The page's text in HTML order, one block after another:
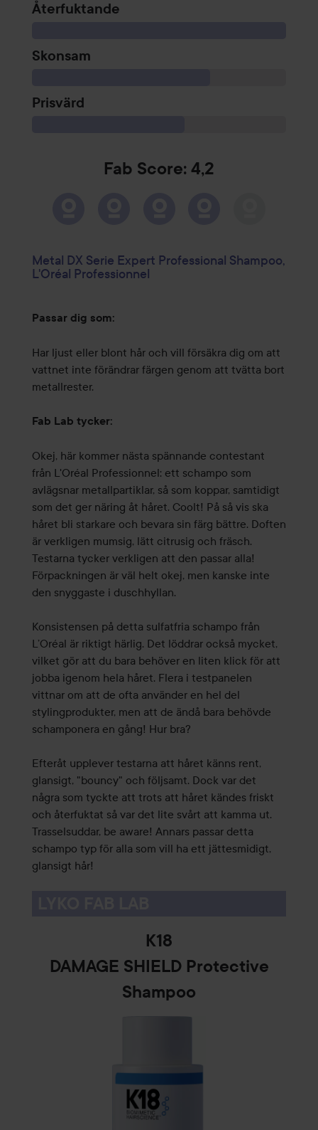
Återfuktande
Skonsam
Prisvärd
Fab Score: 4,2
Metal DX Serie Expert Professional Shampoo,
L'Oréal Professionnel
Passar dig som:
Har ljust eller blont hår och vill försäkra dig om att
vattnet inte förändrar färgen genom att tvätta bort
metallrester.
Fab Lab tycker:
Okej, här kommer nästa spännande contestant
från L'Oréal Professionnel: ett schampo som
avlägsnar metallpartiklar, så som koppar, samtidigt
som det ger näring åt håret. Coolt! På så vis ska
håret bli starkare och bevara sin färg bättre. Doften
är verkligen mumsig, lätt citrusig och fräsch.
Testarna tycker verkligen att den passar alla!
Förpackningen är väl helt okej, men kanske inte
den snyggaste i duschhyllan.
Konsistensen på detta sulfatfria schampo från
L’Oréal är riktigt härlig. Det löddrar också mycket,
vilket gör att du bara behöver en liten klick för att
jobba igenom hela håret. Flera i testpanelen
vittnar om att de ofta använder en hel del
stylingprodukter, men att de ändå bara behövde
schamponera en gång! Hur bra?
Efteråt upplever testarna att håret känns rent,
glansigt, "bouncy" och följsamt. Dock var det
några som tyckte att trots att håret kändes friskt
och återfuktat så var det lite svårt att kamma ut.
Trasselsuddar, be aware! Annars passar detta
schampo typ för alla som vill ha ett jättesmidigt,
glansigt hår!
K18
DAMAGE SHIELD Protective
Shampoo